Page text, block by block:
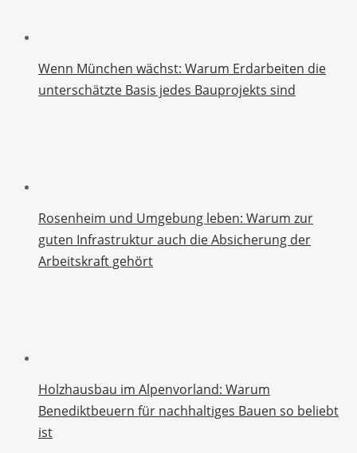
Wenn München wächst: Warum Erdarbeiten die
unterschätzte Basis jedes Bauprojekts sind
Rosenheim und Umgebung leben: Warum zur
guten Infrastruktur auch die Absicherung der
Arbeitskraft gehört
Holzhausbau im Alpenvorland: Warum
Benediktbeuern für nachhaltiges Bauen so beliebt
ist